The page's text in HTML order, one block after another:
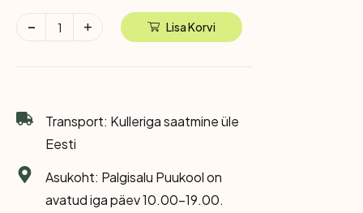
Lisa Korvi
Transport: Kulleriga saatmine üle
Eesti
Asukoht: Palgisalu Puukool on
avatud iga päev 10.00-19.00.